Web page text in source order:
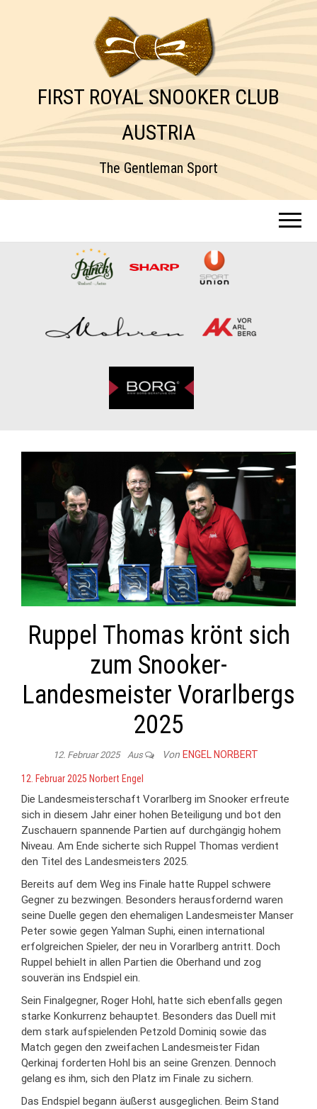
FIRST ROYAL SNOOKER CLUB
AUSTRIA
The Gentleman Sport
Ruppel Thomas krönt sich
zum Snooker-
Landesmeister Vorarlbergs
2025
12. Februar 2025 Aus Von ENGEL NORBERT
12. Februar 2025 Norbert Engel
Die Landesmeisterschaft Vorarlberg im Snooker erfreute
sich in diesem Jahr einer hohen Beteiligung und bot den
Zuschauern spannende Partien auf durchgängig hohem
Niveau. Am Ende sicherte sich Ruppel Thomas verdient
den Titel des Landesmeisters 2025.
Bereits auf dem Weg ins Finale hatte Ruppel schwere
Gegner zu bezwingen. Besonders herausfordernd waren
seine Duelle gegen den ehemaligen Landesmeister Manser
Peter sowie gegen Yalman Suphi, einen international
erfolgreichen Spieler, der neu in Vorarlberg antritt. Doch
Ruppel behielt in allen Partien die Oberhand und zog
souverän ins Endspiel ein.
Sein Finalgegner, Roger Hohl, hatte sich ebenfalls gegen
starke Konkurrenz behauptet. Besonders das Duell mit
dem stark aufspielenden Petzold Dominiq sowie das
Match gegen den zweifachen Landesmeister Fidan
Qerkinaj forderten Hohl bis an seine Grenzen. Dennoch
gelang es ihm, sich den Platz im Finale zu sichern.
Das Endspiel begann äußerst ausgeglichen. Beim Stand